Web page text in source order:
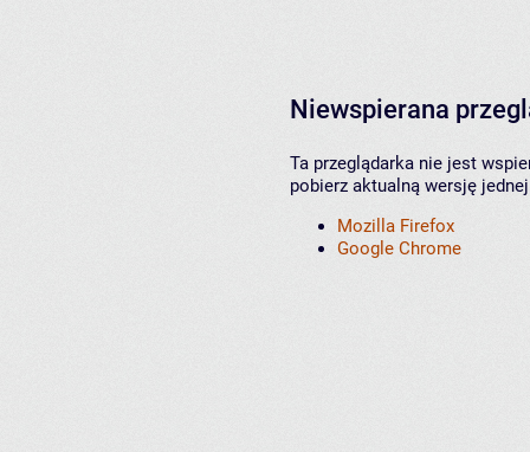
Niewspierana
Ta przeglądarka nie jest
pobierz aktualną wersję
Mozilla Firefox
Google Chrome